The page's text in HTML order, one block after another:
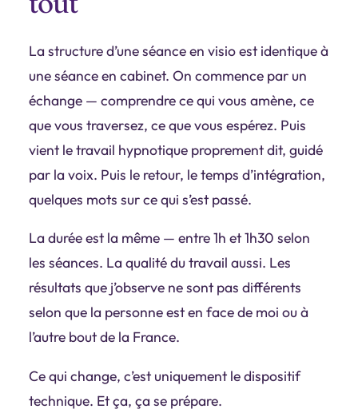
La structure d’une séance en visio est identique à
une séance en cabinet. On commence par un
échange — comprendre ce qui vous amène, ce
que vous traversez, ce que vous espérez. Puis
vient le travail hypnotique proprement dit, guidé
par la voix. Puis le retour, le temps d’intégration,
quelques mots sur ce qui s’est passé.
La durée est la même — entre 1h et 1h30 selon
les séances. La qualité du travail aussi. Les
résultats que j’observe ne sont pas différents
selon que la personne est en face de moi ou à
l’autre bout de la France.
Ce qui change, c’est uniquement le dispositif
technique. Et ça, ça se prépare.